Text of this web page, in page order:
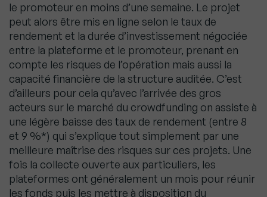
le promoteur en moins d’une semaine. Le projet
peut alors être mis en ligne selon le taux de
rendement et la durée d’investissement négociée
entre la plateforme et le promoteur, prenant en
compte les risques de l’opération mais aussi la
capacité financière de la structure auditée. C’est
d’ailleurs pour cela qu’avec l’arrivée des gros
acteurs sur le marché du crowdfunding on assiste à
une légère baisse des taux de rendement (entre 8
et 9 %*) qui s’explique tout simplement par une
meilleure maîtrise des risques sur ces projets. Une
fois la collecte ouverte aux particuliers, les
plateformes ont généralement un mois pour réunir
les fonds puis les mettre à disposition du